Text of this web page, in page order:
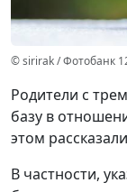
© sirirak / Фотобанк
Родители с
базу в
этом
В частности,